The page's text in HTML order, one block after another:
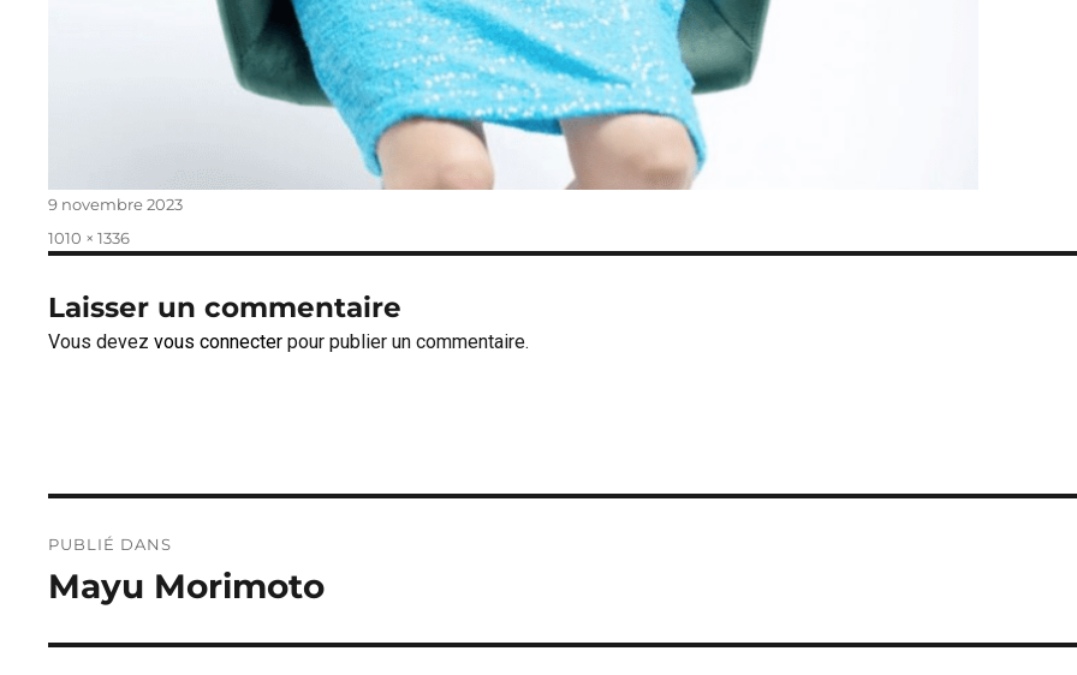
Publié
9 novembre 2023
Taille
réelle
1010 × 1336
Laisser un commentaire
Vous devez vous connecter pour publier un commentaire.
de
PUBLIÉ DANS
Mayu Morimoto